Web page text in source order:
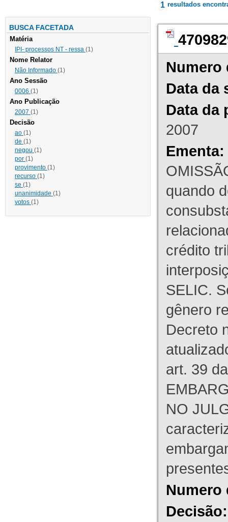
BUSCA FACETADA
Matéria
IPI- processos NT - ressa (1)
Nome Relator
Não Informado (1)
Ano Sessão
0006 (1)
Ano Publicação
2007 (1)
Decisão
ao (1)
de (1)
negou (1)
por (1)
provimento (1)
recurso (1)
se (1)
unanimidade (1)
votos (1)
1 resultados
Numero
Data da
Data da
2007
Ementa:
quando
crédito
SELIC.
gênero
Decreto
art. 39
NO
Numero
Decisão: